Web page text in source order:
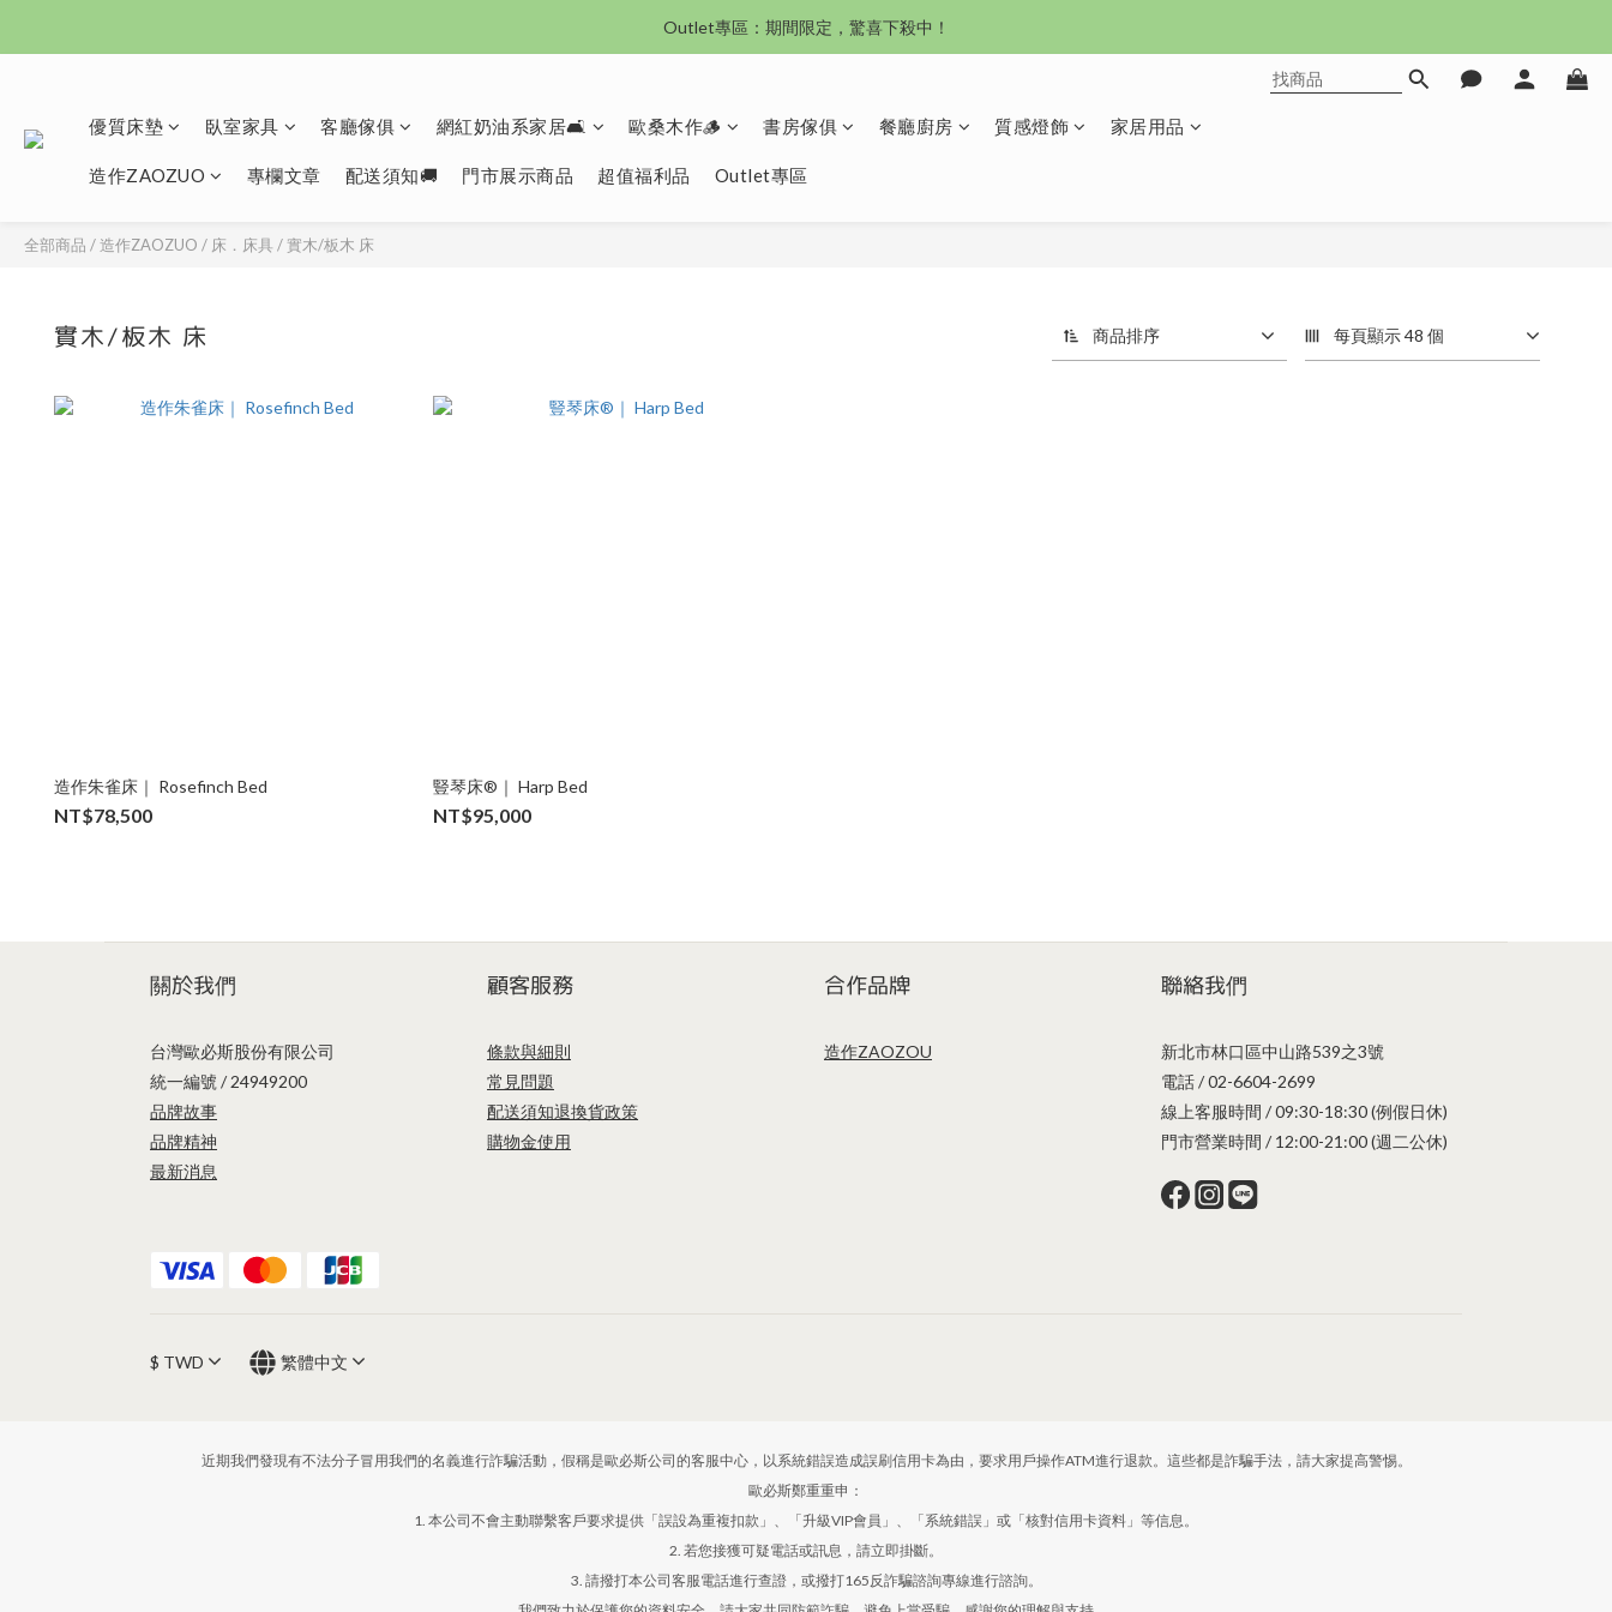
沙發新登場｜想躺就躺，頭等艙到商務艙一次擁有
Outlet專區：期間限定，驚喜下殺中！
優質床墊 臥室家具 客廳傢俱 網紅奶油系家居🛋️ 歐桑木作🪵 書房傢俱 餐廳廚房 質感燈飾 家居用品
造作ZAOZUO 專欄文章 配送須知🚚 門市展示商品 超值福利品 Outlet專區
全部商品 /造作ZAOZUO / 床．床具 /實木/板木 床
實木/板木 床 商品排序 每頁顯示 48 個
造作朱雀床｜ Rosefinch Bed
NT$78,500
豎琴床®｜ Harp Bed
NT$95,000
關於我們
台灣歐必斯股份有限公司
統一編號 / 24949200
品牌故事
品牌精神
最新消息
顧客服務
條款與細則
常見問題
配送須知退換貨政策
購物金使用
合作品牌
造作ZAOZOU
聯絡我們
新北市林口區中山路539之3號
電話 / 02-6604-2699
線上客服時間 / 09:30-18:30 (例假日休)
門市營業時間 / 12:00-21:00 (週二公休)
$ TWD 繁體中文
近期我們發現有不法分子冒用我們的名義進行詐騙活動，假稱是歐必斯公司的客服中心，以系統錯誤造成誤刷信用卡為由，要求用戶操作ATM進行退款。這些都是詐騙手法，請大家提高警惕。
歐必斯鄭重重申：
1. 本公司不會主動聯繫客戶要求提供「誤設為重複扣款」、「升級VIP會員」、「系統錯誤」或「核對信用卡資料」等信息。
2. 若您接獲可疑電話或訊息，請立即掛斷。
3. 請撥打本公司客服電話進行查證，或撥打165反詐騙諮詢專線進行諮詢。